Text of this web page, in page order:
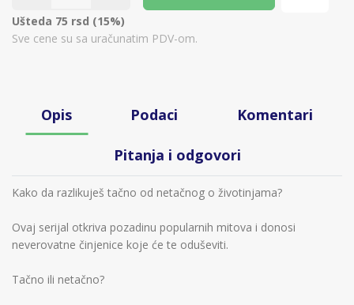
Ušteda 75 rsd (15%)
Sve cene su sa uračunatim PDV-om.
Opis Podaci Komentari
Pitanja i odgovori
Kako da razlikuješ tačno od netačnog o životinjama?
Ovaj serijal otkriva pozadinu popularnih mitova i donosi
neverovatne činjenice koje će te oduševiti.
Tačno ili netačno?